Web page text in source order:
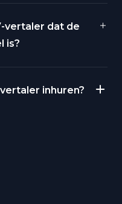
vertaler dat de
is?
inhuren?